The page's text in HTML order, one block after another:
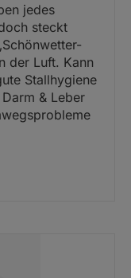
jedes
steckt
der Luft. Kann
Stallhygiene
& Leber